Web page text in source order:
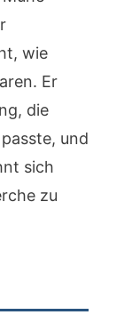
wie
Er
die
und
sich
zu